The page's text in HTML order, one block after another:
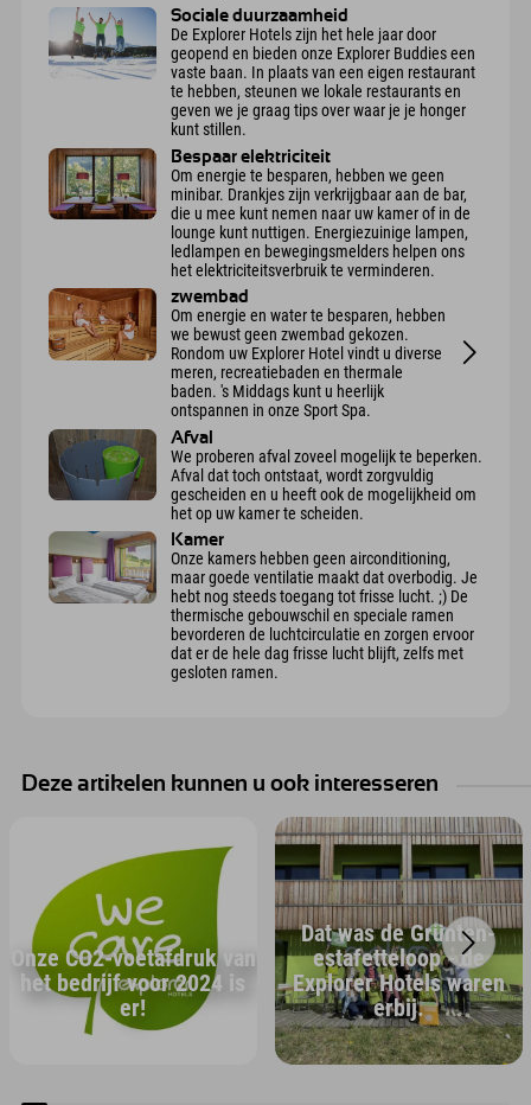
Sociale duurzaamheid
De Explorer Hotels zijn het hele jaar door
geopend en bieden onze Explorer Buddies een
vaste baan. In plaats van een eigen restaurant
te hebben, steunen we lokale restaurants en
geven we je graag tips over waar je je honger
kunt stillen.
Bespaar elektriciteit
Om energie te besparen, hebben we geen
minibar. Drankjes zijn verkrijgbaar aan de bar,
die u mee kunt nemen naar uw kamer of in de
lounge kunt nuttigen. Energiezuinige lampen,
ledlampen en bewegingsmelders helpen ons
het elektriciteitsverbruik te verminderen.
zwembad
Om energie en water te besparen, hebben
we bewust geen zwembad gekozen.
Rondom uw Explorer Hotel vindt u diverse
meren, recreatiebaden en thermale
baden. 's Middags kunt u heerlijk
ontspannen in onze Sport Spa.
Afval
We proberen afval zoveel mogelijk te beperken.
Afval dat toch ontstaat, wordt zorgvuldig
gescheiden en u heeft ook de mogelijkheid om
het op uw kamer te scheiden.
Kamer
Onze kamers hebben geen airconditioning,
maar goede ventilatie maakt dat overbodig. Je
hebt nog steeds toegang tot frisse lucht. ;) De
thermische gebouwschil en speciale ramen
bevorderen de luchtcirculatie en zorgen ervoor
dat er de hele dag frisse lucht blijft, zelfs met
gesloten ramen.
Deze artikelen kunnen u ook interesseren
Onze CO2-voetafdruk van
het bedrijf voor 2024 is
er!
Dat was de Grünten-
estafetteloop - de
Explorer Hotels waren
erbij.